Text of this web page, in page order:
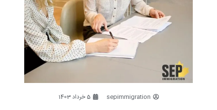
sepimmigration 5 خرداد 1403